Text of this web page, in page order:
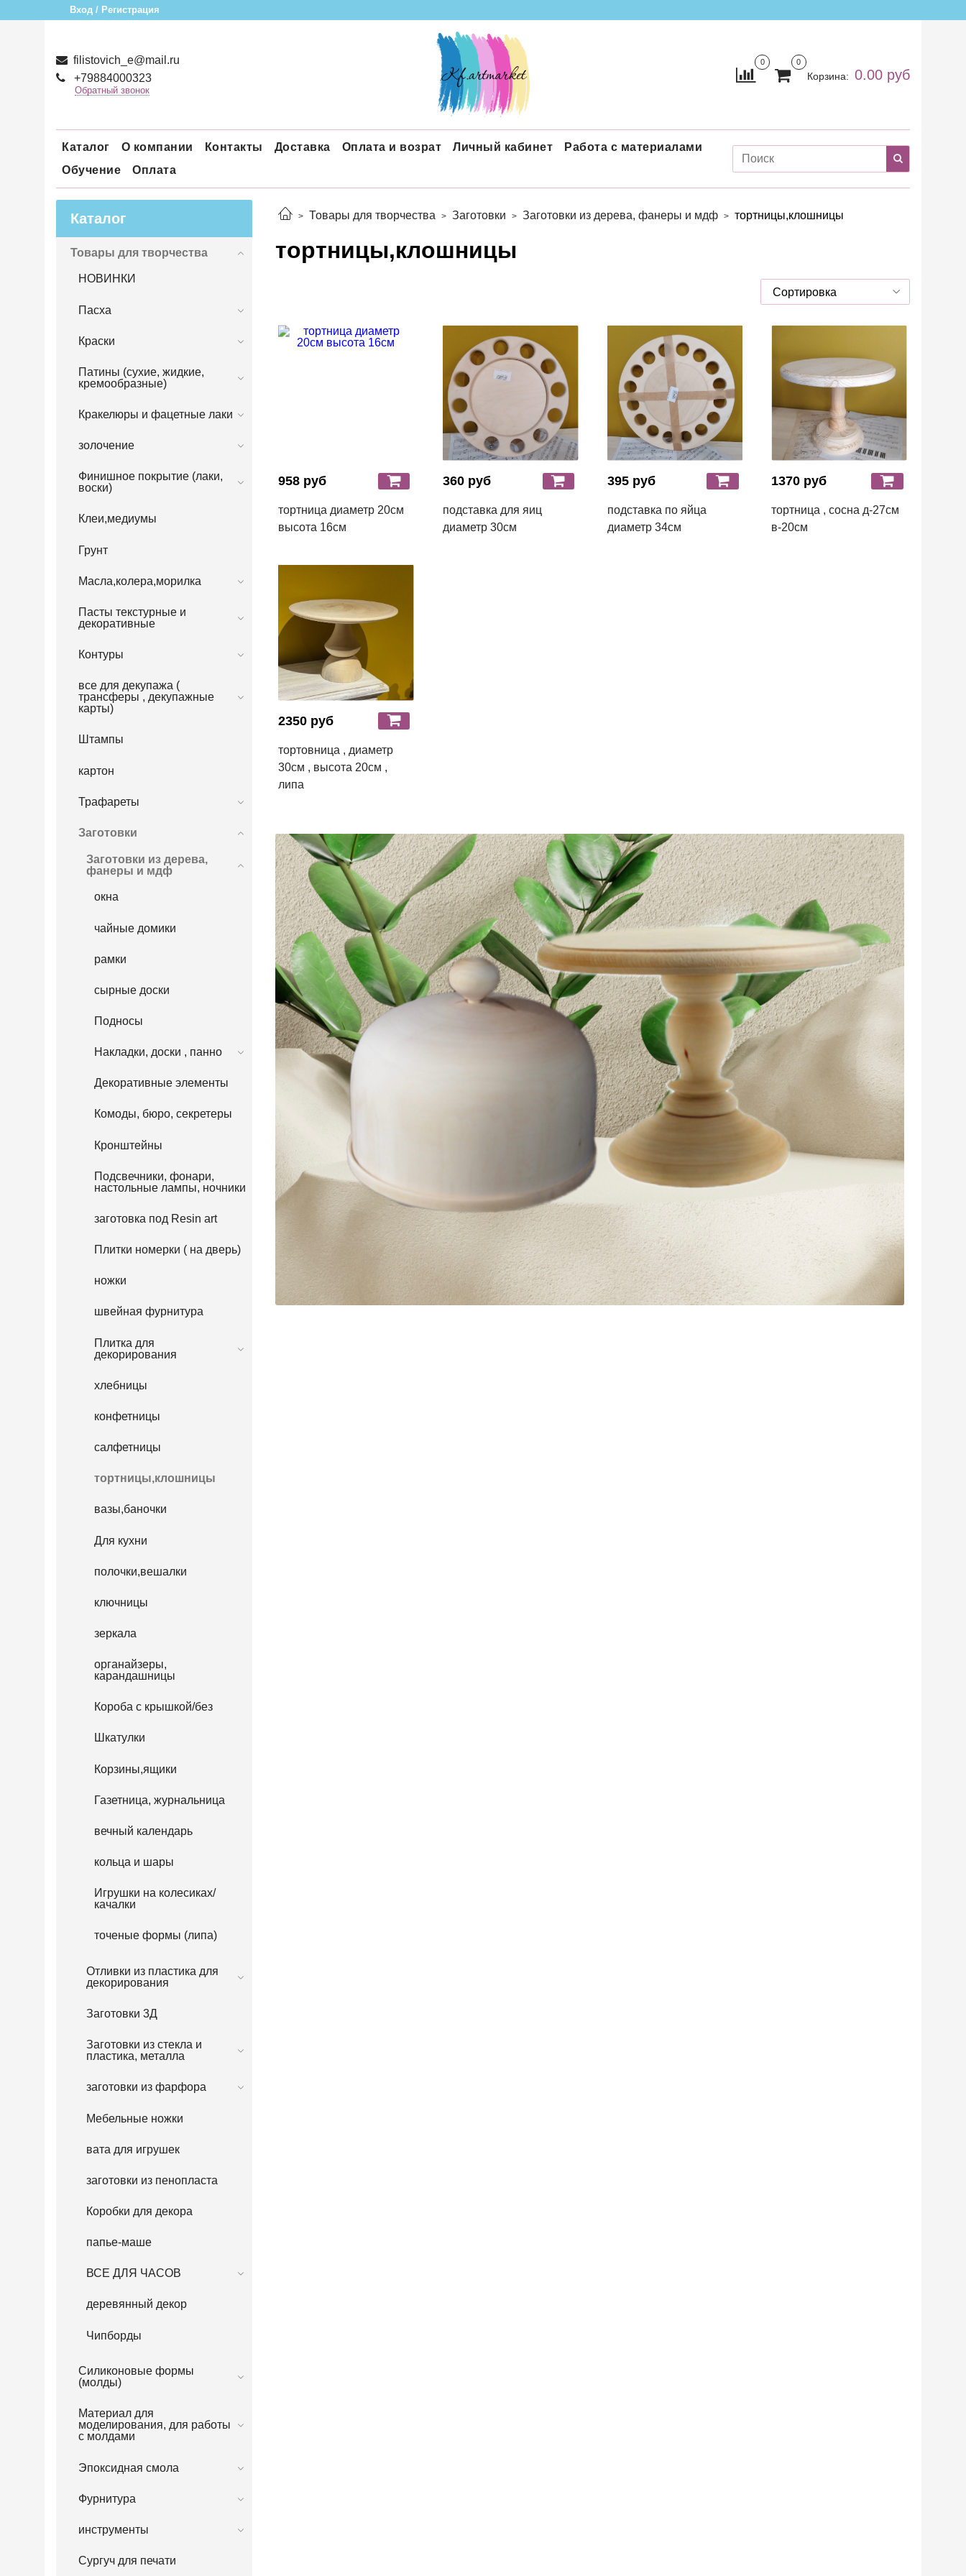
Вход / Регистрация
filistovich_e@mail.ru
+79884000323
Обратный звонок
0 0
Корзина: 0.00 руб
Каталог О компании Контакты Доставка Оплата и возрат Личный кабинет
Работа с материалами
Обучение
Оплата
Товары для творчества Заготовки Заготовки из дерева, фанеры и мдф тортницы,клошницы
тортницы,клошницы
958 руб
тортница диаметр 20см
высота 16см
360 руб
подставка для яиц
диаметр 30см
395 руб
подставка по яйца
диаметр 34см
1370 руб
тортница , сосна д-27см
в-20см
2350 руб
тортовница , диаметр
30см , высота 20см ,
липа
Каталог
Товары для творчества
НОВИНКИ
Пасха
Краски
Патины (сухие, жидкие,
кремообразные)
Кракелюры и фацетные лаки
золочение
Финишное покрытие (лаки,
воски)
Клеи,медиумы
Грунт
Масла,колера,морилка
Пасты текстурные и
декоративные
Контуры
все для декупажа (
трансферы , декупажные
карты)
Штампы
картон
Трафареты
Заготовки
Заготовки из дерева,
фанеры и мдф
окна
чайные домики
рамки
сырные доски
Подносы
Накладки, доски , панно
Декоративные элементы
Комоды, бюро, секретеры
Кронштейны
Подсвечники, фонари,
настольные лампы, ночники
заготовка под Resin art
Плитки номерки ( на дверь)
ножки
швейная фурнитура
Плитка для
декорирования
хлебницы
конфетницы
салфетницы
тортницы,клошницы
вазы,баночки
Для кухни
полочки,вешалки
ключницы
зеркала
органайзеры,
карандашницы
Короба с крышкой/без
Шкатулки
Корзины,ящики
Газетница, журнальница
вечный календарь
кольца и шары
Игрушки на колесиках/
качалки
точеные формы (липа)
Отливки из пластика для
декорирования
Заготовки 3Д
Заготовки из стекла и
пластика, металла
заготовки из фарфора
Мебельные ножки
вата для игрушек
заготовки из пенопласта
Коробки для декора
папье-маше
ВСЕ ДЛЯ ЧАСОВ
деревянный декор
Чипборды
Силиконовые формы
(молды)
Материал для
моделирования, для работы
с молдами
Эпоксидная смола
Фурнитура
инструменты
Сургуч для печати